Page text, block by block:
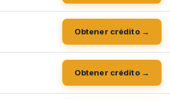
Obtener crédito →
Obtener crédito →